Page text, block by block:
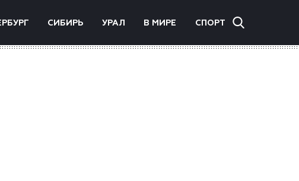
СИБИРЬ УРАЛ В МИРЕ СПОРТ